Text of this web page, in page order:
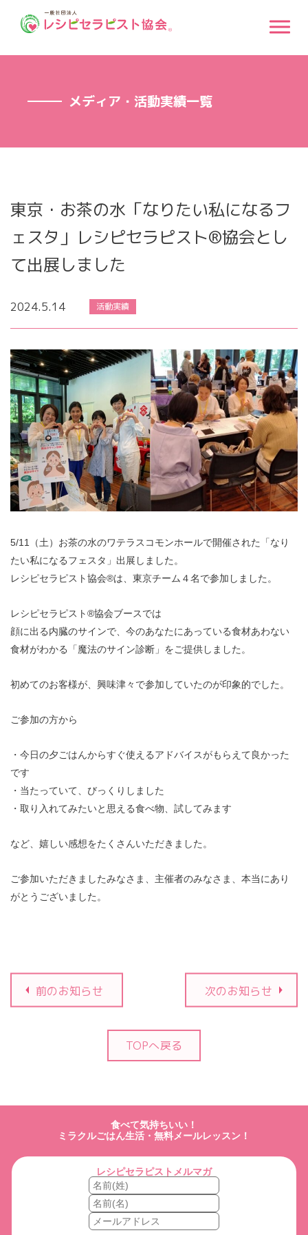
メディア・活動実績一覧
東京・お茶の水「なりたい私になるフ
ェスタ」レシピセラピスト®協会とし
て出展しました
2024.5.14 活動実績
5/11（土）お茶の水のワテラスコモンホールで開催された「なり
たい私になるフェスタ」出展しました。
レシピセラピスト協会®︎は、東京チーム４名で参加しました。
レシピセラピスト®協会ブースでは
顔に出る内臓のサインで、今のあなたにあっている食材あわない
食材がわかる「魔法のサイン診断」をご提供しました。
初めてのお客様が、興味津々で参加していたのが印象的でした。
ご参加の方から
・今日の夕ごはんからすぐ使えるアドバイスがもらえて良かった
です
・当たっていて、びっくりしました
・取り入れてみたいと思える食べ物、試してみます
など、嬉しい感想をたくさんいただきました。
ご参加いただきましたみなさま、主催者のみなさま、本当にあり
がとうございました。
前のお知らせ 次のお知らせ
TOPへ戻る
食べて気持ちいい！
ミラクルごはん生活・無料メールレッスン！
レシピセラピストメルマガ